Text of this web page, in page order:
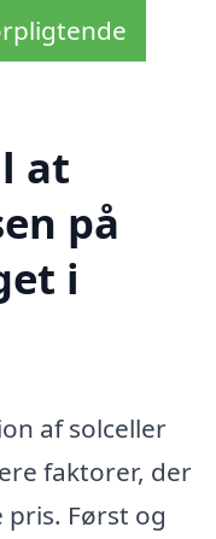
at
på
i
af solceller
faktorer, der
pris. Først og